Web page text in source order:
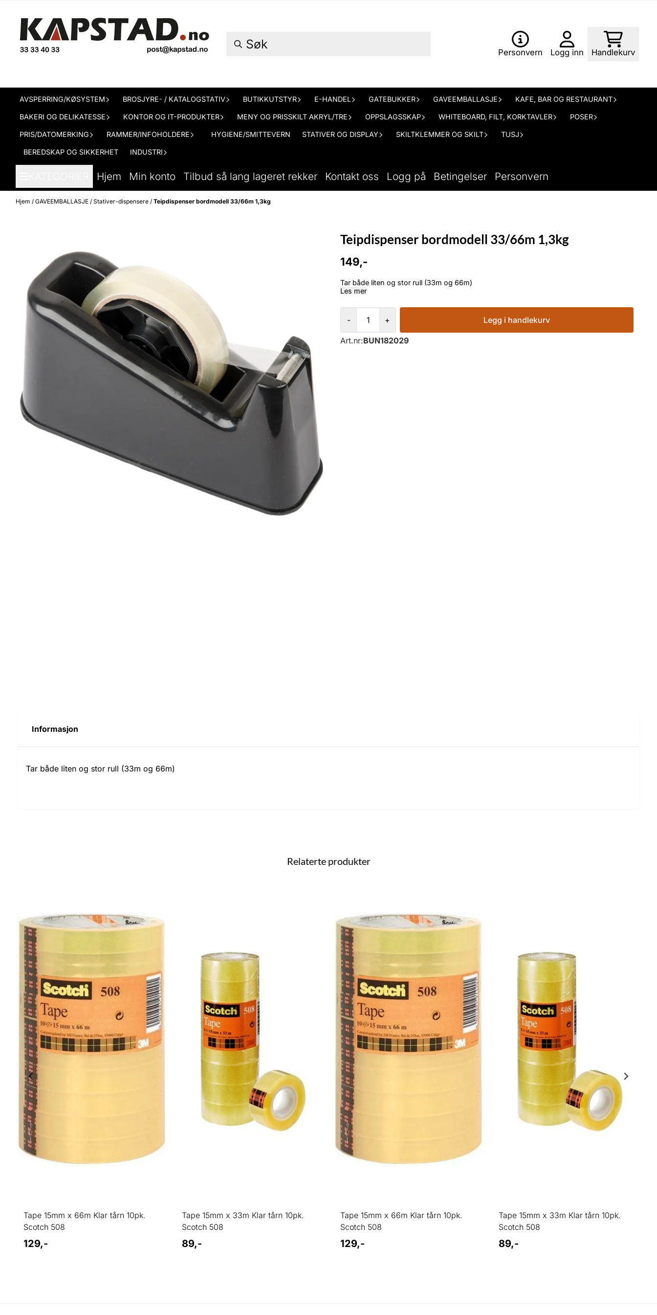
Personvern Logg inn Handlekurv
AVSPERRING/KØSYSTEM BROSJYRE- / KATALOGSTATIV BUTIKKUTSTYR E-HANDEL GATEBUKKER GAVEEMBALLASJE KAFE, BAR OG RESTAURANT
BAKERI OG DELIKATESSE KONTOR OG IT-PRODUKTER MENY OG PRISSKILT AKRYL/TRE OPPSLAGSSKAP WHITEBOARD, FILT, KORKTAVLER POSER
PRIS/DATOMERKING RAMMER/INFOHOLDERE HYGIENE/SMITTEVERN STATIVER OG DISPLAY SKILTKLEMMER OG SKILT TUSJ
BEREDSKAP OG SIKKERHET INDUSTRI
Hjem Min konto Tilbud så lang lageret rekker Kontakt oss Logg på Betingelser Personvern
Hjem / GAVEEMBALLASJE / Stativer-dispensere / Teipdispenser bordmodell 33/66m 1,3kg
Teipdispenser bordmodell 33/66m 1,3kg
149,-
Les mer
- + Legg i handlekurv
Art.nr:BUN182029
Informasjon
Tar både liten og stor rull (33m og 66m)
Relaterte produkter
Tape 15mm x 66m Klar tårn 10pk.
Scotch 508
129,-
Tape 15mm x 33m Klar tårn 10pk.
Scotch 508
89,-
Tape 15mm x 66m Klar tårn 10pk.
Scotch 508
129,-
Tape 15mm x 33m Klar tårn 10pk.
Scotch 508
89,-